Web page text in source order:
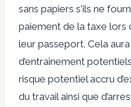
sans papiers s'ils ne
paiement de la taxe lors
leur passeport. Cela
d’entraînement
risque potentiel accru
du travail ainsi que